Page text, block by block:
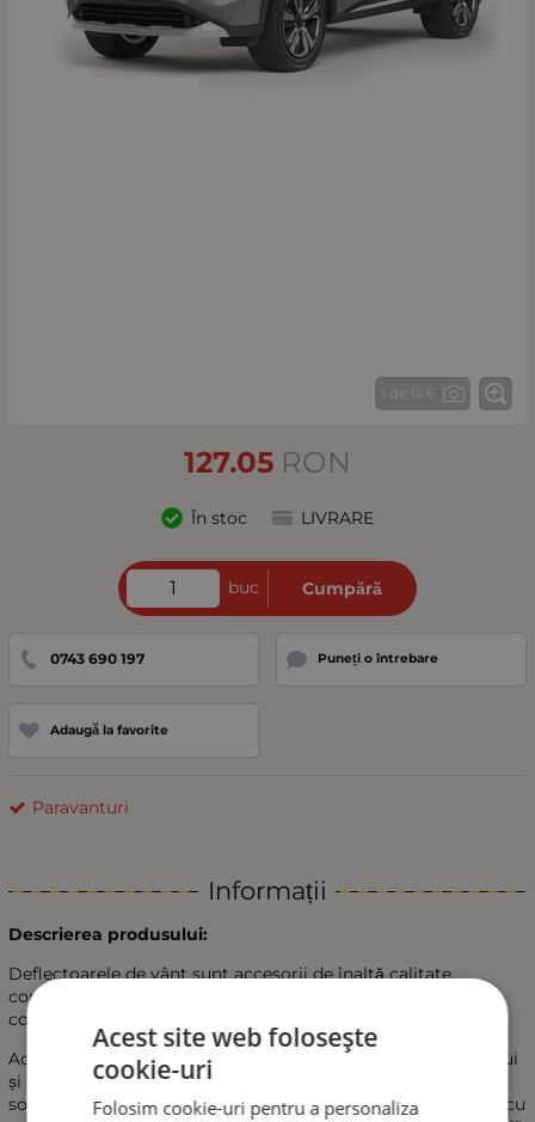
1 de la 6
127.05 RON
În stoc LIVRARE
buc Cumpără
0743 690 197 Puneți o întrebare
Adaugă la favorite
Paravanturi
Informații
Descrierea produsului:
Deflectoarele de vânt sunt accesorii de înaltă calitate,
concepute pentru a spori confortul și siguranța în timpul
condusului.
Acestea se montează pe geamurile laterale ale automobilului
și oferă o protecție eficientă împotriva vântului, ploii și
soarelui. Datorită designului lor precis, se potrivesc perfect cu
Acest site web folosește
cookie-uri
Folosim cookie-uri pentru a personaliza